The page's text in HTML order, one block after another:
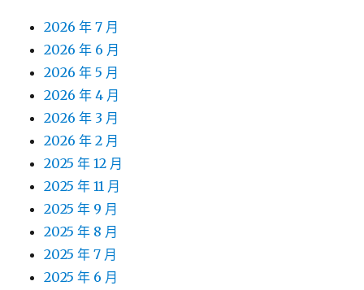
2026 年 7 月
2026 年 6 月
2026 年 5 月
2026 年 4 月
2026 年 3 月
2026 年 2 月
2025 年 12 月
2025 年 11 月
2025 年 9 月
2025 年 8 月
2025 年 7 月
2025 年 6 月